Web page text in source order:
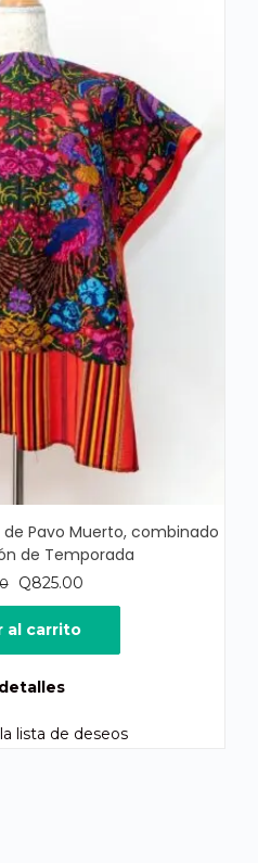
Pavo Muerto, combinado
de Temporada
El
precio
original
era:
Q825.00El
precio
es:
al carrito
lista de deseos